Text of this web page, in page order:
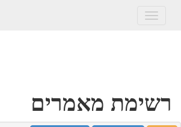
Toggle
רשימת מאמרים